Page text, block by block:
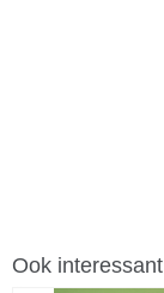
Ook interessant